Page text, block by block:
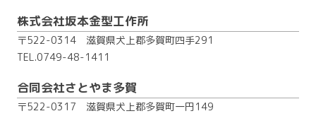
株式会社坂本金型工作所
〒522-0314 滋賀県犬上郡多賀町四手291
TEL.0749-48-1411
合同会社さとやま多賀
〒522-0317 滋賀県犬上郡多賀町一円149